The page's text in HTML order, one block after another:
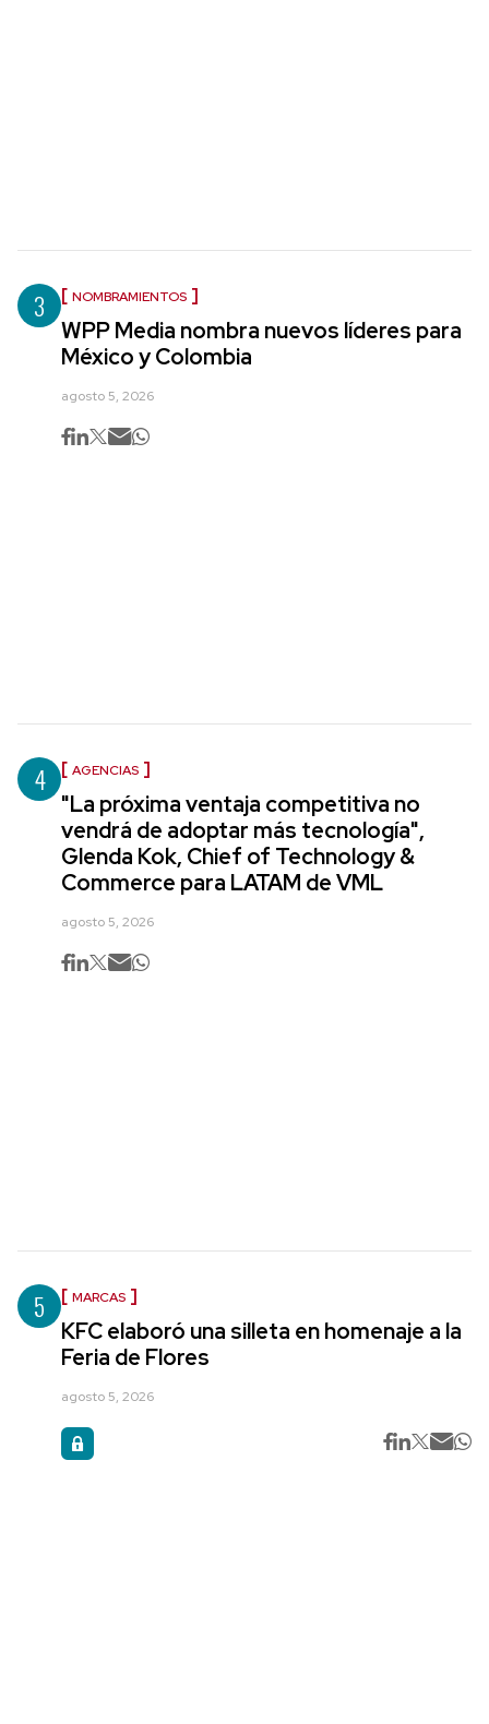
3 NOMBRAMIENTOS
WPP Media nombra nuevos líderes para
México y Colombia
agosto 5, 2026
4 AGENCIAS
"La próxima ventaja competitiva no
vendrá de adoptar más tecnología",
Glenda Kok, Chief of Technology &
Commerce para LATAM de VML
agosto 5, 2026
5 MARCAS
KFC elaboró una silleta en homenaje a la
Feria de Flores
agosto 5, 2026